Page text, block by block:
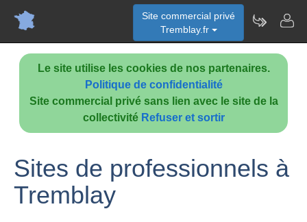
Le site utilise les cookies de nos partenaires.
Politique de confidentialité
Site commercial privé sans lien avec le site de la
collectivité Refuser et sortir
Site commercial privé
Tremblay.fr
Sites de professionnels à
Tremblay